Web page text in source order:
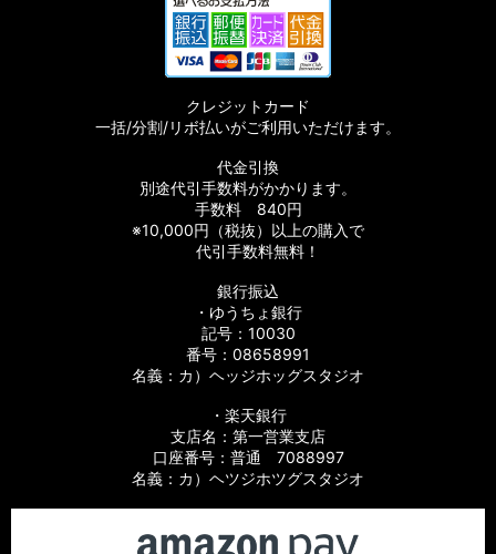
クレジットカード
一括/分割/リボ払いがご利用いただけます。
代金引換
別途代引手数料がかかります。
手数料 840円
※10,000円（税抜）以上の購入で
代引手数料無料！
銀行振込
・ゆうちょ銀行
記号：10030
番号：08658991
名義：カ）ヘッジホッグスタジオ
・楽天銀行
支店名：第一営業支店
口座番号：普通 7088997
名義：カ）ヘツジホツグスタジオ